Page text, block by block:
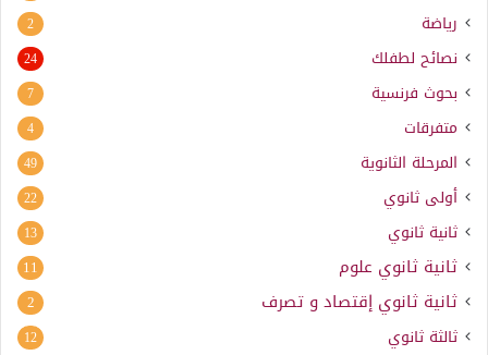
رياضة 2
نصائح لطفلك 24
بحوث فرنسية 7
متفرقات 4
المرحلة الثانوية 49
أولى ثانوي 22
ثانية ثانوي 13
ثانية ثانوي علوم 11
ثانية ثانوي إقتصاد و تصرف 2
ثالثة ثانوي 12